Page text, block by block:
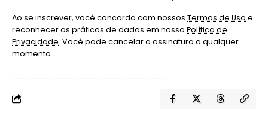
Ao se inscrever, você concorda com nossos Termos de Uso e
reconhecer as práticas de dados em nosso Política de
Privacidade. Você pode cancelar a assinatura a qualquer
momento.